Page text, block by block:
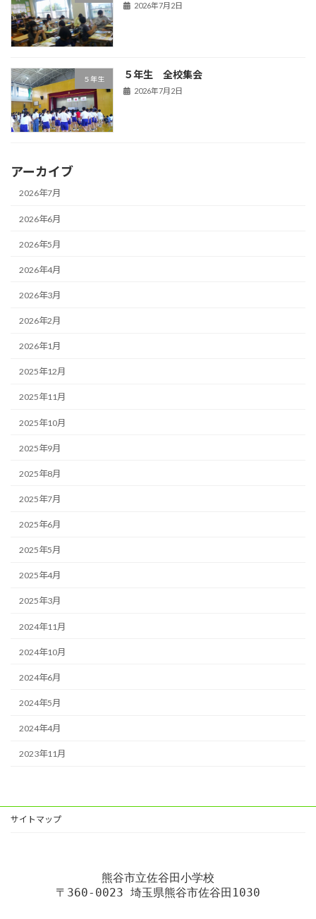
2026年7月2日
５年生 ５年生 全校集会
2026年7月2日
アーカイブ
2026年7月
2026年6月
2026年5月
2026年4月
2026年3月
2026年2月
2026年1月
2025年12月
2025年11月
2025年10月
2025年9月
2025年8月
2025年7月
2025年6月
2025年5月
2025年4月
2025年3月
2024年11月
2024年10月
2024年6月
2024年5月
2024年4月
2023年11月
サイトマップ
熊谷市立佐谷田小学校
〒360-0023 埼玉県熊谷市佐谷田1030